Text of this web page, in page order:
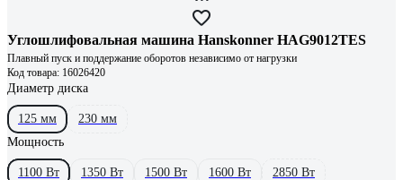
Углошлифовальная машина Hanskonner HAG9012TES
Плавный пуск и поддержание оборотов независимо от нагрузки
Код товара: 16026420
Диаметр диска
125 мм
230 мм
Мощность
1100 Вт 1350 Вт 1500 Вт 1600 Вт 2850 Вт